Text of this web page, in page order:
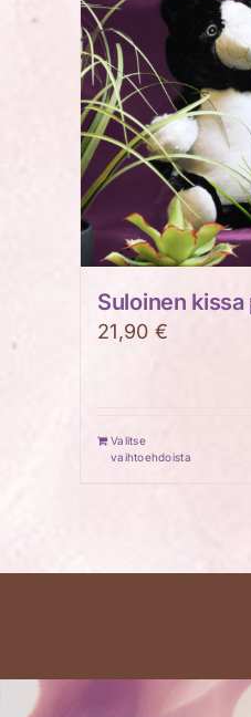
Suloinen
21,90 €
Valitse
vaihtoehdoista